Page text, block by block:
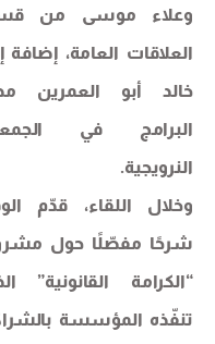
وعلاء موسى من قسم
العلاقات العامة، إضافة إلى
خالد أبو العمرين مدير
البرامج في الجمعية
النرويجية.
وخلال اللقاء، قدّم الوفد
شرحًا مفصّلًا حول مشروع
“الكرامة القانونية” الذي
تنفّذه المؤسسة بالشراكة